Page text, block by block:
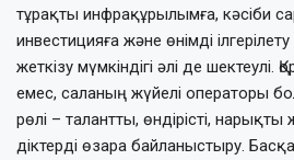
тұрақты инфрақұрылымға, кәсіби
инвестицияға және өнімді
жеткізу мүмкіндігі әлі де шектеулі.
емес, саланың жүйелі операторы
рөлі – талантты, өндірісті,
діктерді өзара байланыстыру.